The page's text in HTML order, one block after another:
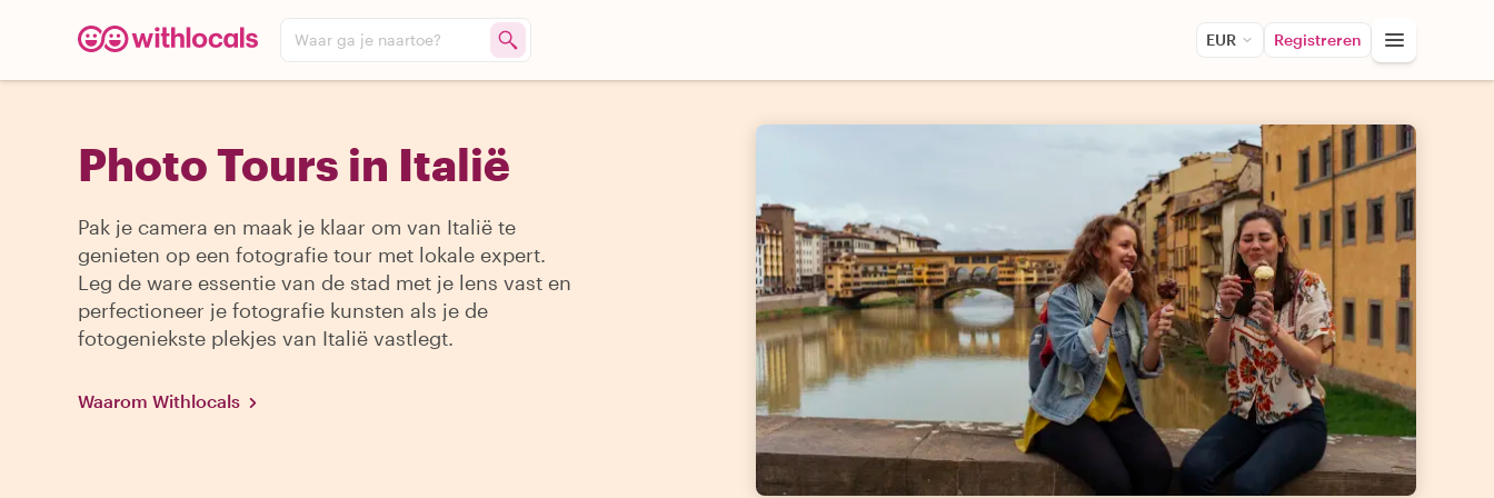
Waar ga je naartoe? EUR Registreren
Photo Tours in Italië
Pak je camera en maak je klaar om van Italië te
genieten op een fotografie tour met lokale expert.
Leg de ware essentie van de stad met je lens vast en
perfectioneer je fotografie kunsten als je de
fotogeniekste plekjes van Italië vastlegt.
Waarom Withlocals